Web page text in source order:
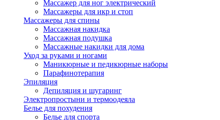
Массажер для ног электрический
Массажеры для икр и стоп
Массажеры для спины
Массажная накидка
Массажная подушка
Массажные накидки для дома
Уход за руками и ногами
Маникюрные и педикюрные наборы
Парафинотерапия
Эпиляция
Депиляция и шугаринг
Электропростыни и термоодеяла
Белье для похудения
Белье для спорта